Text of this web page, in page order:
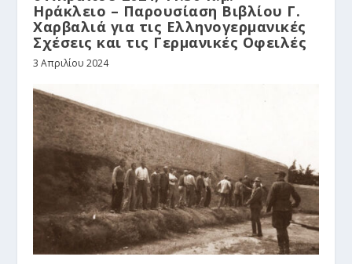
Ηράκλειο – Παρουσίαση Βιβλίου Γ.
Χαρβαλιά για τις Ελληνογερμανικές
Σχέσεις και τις Γερμανικές Οφειλές
3 Απριλίου 2024